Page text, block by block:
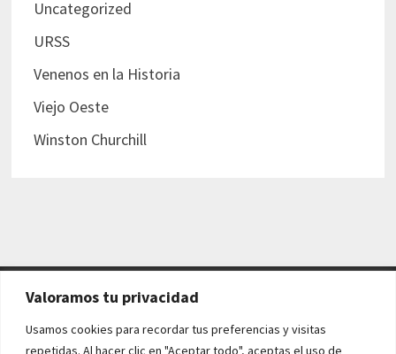
Valoramos tu privacidad
Usamos cookies para recordar tus preferencias y visitas
repetidas. Al hacer clic en "Aceptar todo", aceptas el uso de
Uncategorized
URSS
Venenos en la Historia
Viejo Oeste
Winston Churchill
AVISO LEGAL Y POLÍTICAS